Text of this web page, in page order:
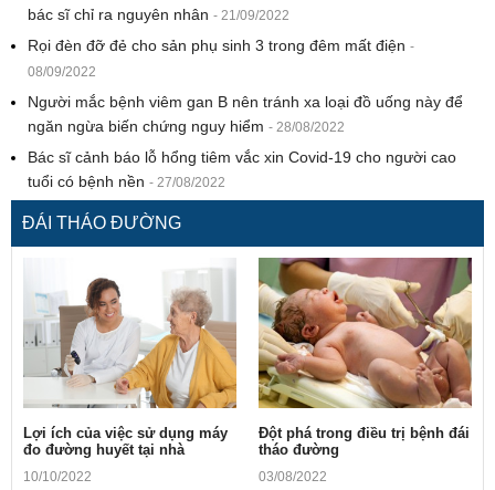
bác sĩ chỉ ra nguyên nhân - 21/09/2022
Rọi đèn đỡ đẻ cho sản phụ sinh 3 trong đêm mất điện -
08/09/2022
Người mắc bệnh viêm gan B nên tránh xa loại đồ uống này để
ngăn ngừa biến chứng nguy hiểm - 28/08/2022
Bác sĩ cảnh báo lỗ hổng tiêm vắc xin Covid-19 cho người cao
tuổi có bệnh nền - 27/08/2022
ĐÁI THÁO ĐƯỜNG
Lợi ích của việc sử dụng máy
đo đường huyết tại nhà
10/10/2022
Ðột phá trong điều trị bệnh đái
tháo đường
03/08/2022